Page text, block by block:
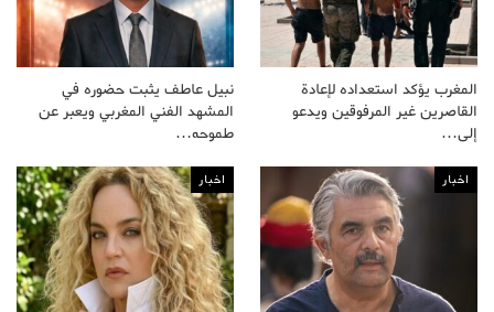
المغرب يؤكد استعداده لإعادة
القاصرين غير المرفوقين ويدعو
إلى…
نبيل عاطف يثبت حضوره في
المشهد الفني المغربي ويعبر عن
طموحه…
اخبار اخبار